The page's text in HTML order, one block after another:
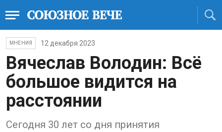
МНЕНИЯ 12 декабря 2023
Вячеслав Володин: Всё
большое видится на
расстоянии
Сегодня 30 лет со дня принятия